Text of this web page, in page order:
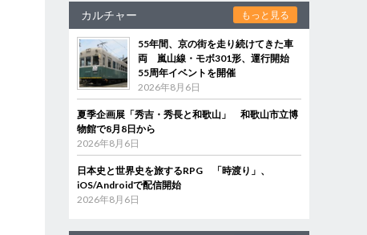
カルチャー もっと見る
55年間、京の街を走り続けてきた車
両 嵐山線・モボ301形、運行開始
55周年イベントを開催
2026年8月6日
夏季企画展「秀吉・秀長と和歌山」 和歌山市立博
物館で8月8日から
2026年8月6日
日本史と世界史を旅するRPG 「時渡り」、
iOS/Androidで配信開始
2026年8月6日